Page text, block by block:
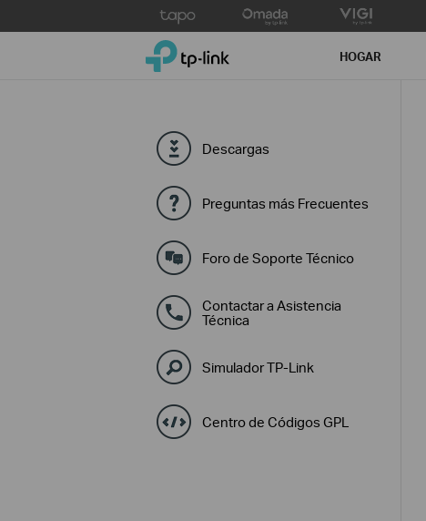
to
TP-Link, Reliably Smart HOGAR
Descargas
Preguntas más Frecuentes
Foro de Soporte Técnico
Contactar a Asistencia
Técnica
Simulador TP-Link
Centro de Códigos GPL